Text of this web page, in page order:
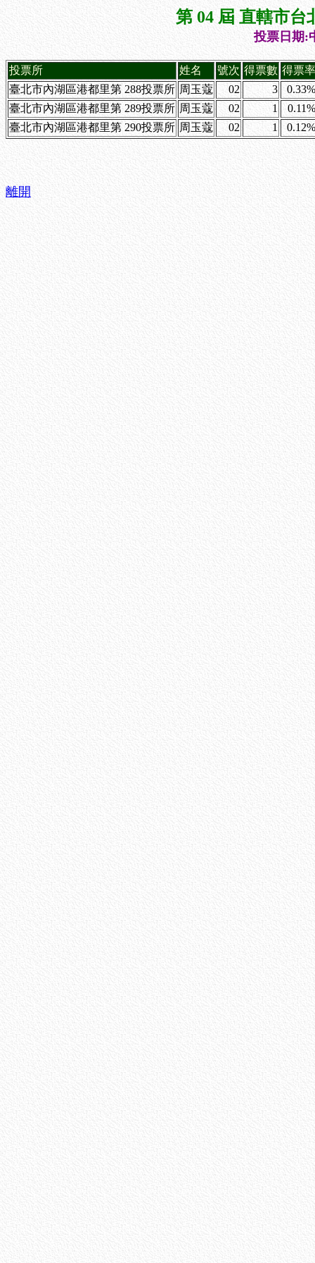
第 04 屆 直轄市台
投票日期:
投票所 姓名 號次 得票數 得票率
臺北市內湖區港都里第 288投票所 周玉蔻 02 3
0.33%
臺北市內湖區港都里第 289投票所 周玉蔻 02 1
0.11%
臺北市內湖區港都里第 290投票所 周玉蔻 02 1 0.12%
離開